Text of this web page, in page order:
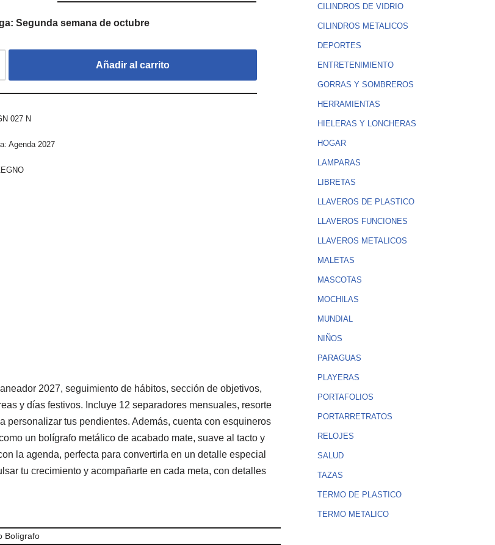
Segunda semana de octubre
Añadir al carrito
027 N
Agenda 2027
2027, seguimiento de hábitos, sección de objetivos,
y días festivos. Incluye 12 separadores mensuales, resorte
tus pendientes. Además, cuenta con esquineros
un bolígrafo metálico de acabado mate, suave al tacto y
la agenda, perfecta para convertirla en un detalle especial
tu crecimiento y acompañarte en cada meta, con detalles
Bolígrafo
CILINDROS DE VIDRIO
CILINDROS METALICOS
DEPORTES
ENTRETENIMIENTO
GORRAS Y SOMBREROS
HERRAMIENTAS
HIELERAS Y LONCHERAS
HOGAR
LAMPARAS
LIBRETAS
LLAVEROS DE PLASTICO
LLAVEROS FUNCIONES
LLAVEROS METALICOS
MALETAS
MASCOTAS
MOCHILAS
MUNDIAL
NIÑOS
PARAGUAS
PLAYERAS
PORTAFOLIOS
PORTARRETRATOS
RELOJES
SALUD
TAZAS
TERMO DE PLASTICO
TERMO METALICO